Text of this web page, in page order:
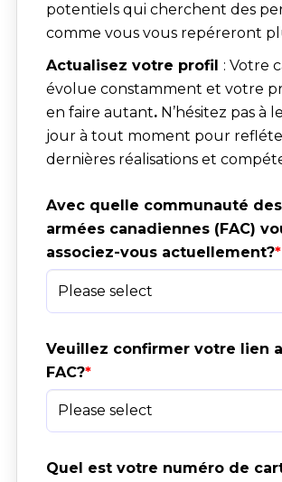
potentiels qui cherchent des
comme vous vous repéreront
Actualisez votre profil : Votre
évolue constamment et votre
en faire autant. N’hésitez pas à
jour à tout moment pour
dernières réalisations et
Avec quelle communauté
armées canadiennes (FAC)
associez-vous actuellement?
Veuillez confirmer votre lien
FAC?
Quel est votre numéro de